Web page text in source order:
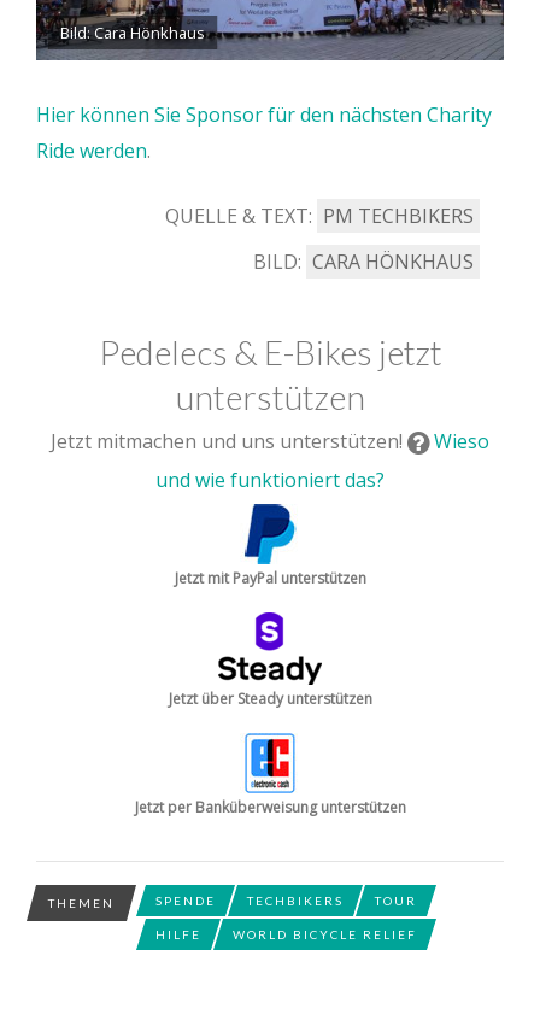
Bild: Cara Hönkhaus
Hier können Sie Sponsor für den nächsten Charity
Ride werden.
QUELLE & TEXT: PM TECHBIKERS
BILD: CARA HÖNKHAUS
Pedelecs & E-Bikes jetzt
unterstützen
Jetzt mitmachen und uns unterstützen!
Wieso
und wie funktioniert das?
Jetzt mit PayPal unterstützen
Jetzt über Steady unterstützen
Jetzt per Banküberweisung unterstützen
THEMEN SPENDE TECHBIKERS TOUR
HILFE WORLD BICYCLE RELIEF